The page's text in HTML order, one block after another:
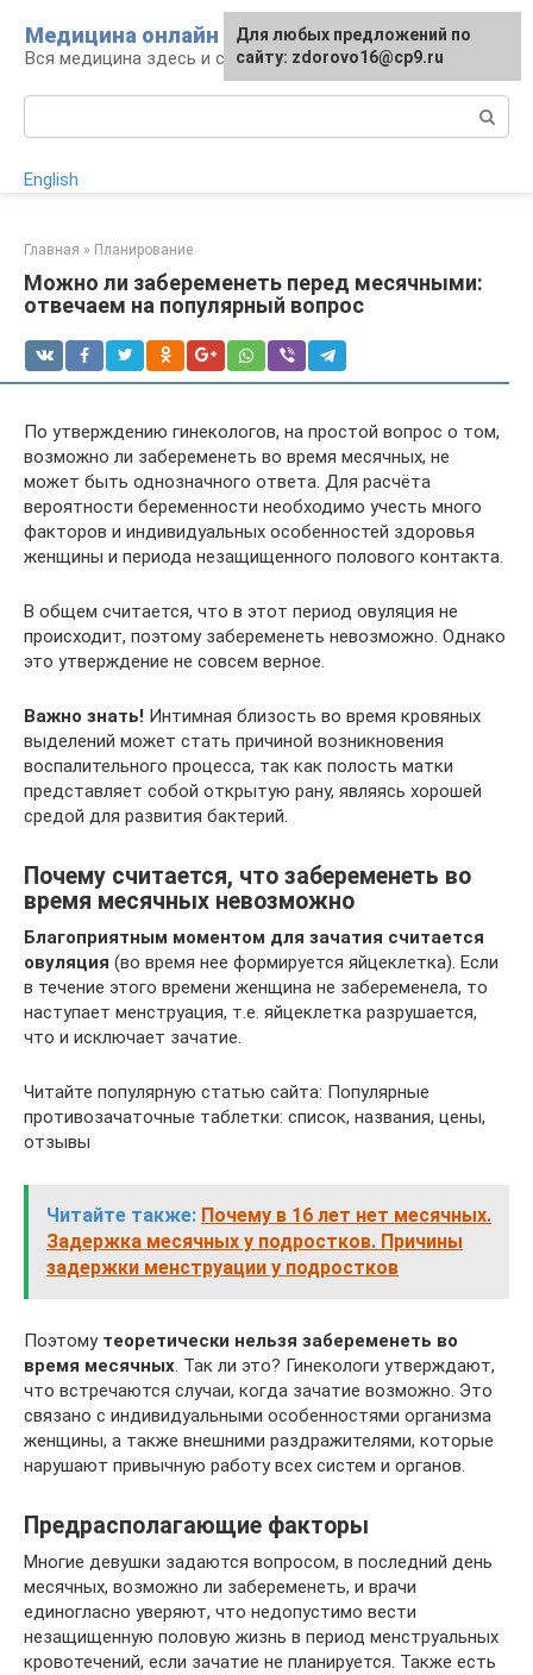
контенту
Медицина онлайн
Вся медицина здесь и сейчас
English
Главная » Планирование
Можно ли забеременеть перед месячными:
отвечаем на популярный вопрос
По утверждению гинекологов, на простой вопрос о том,
возможно ли забеременеть во время месячных, не
может быть однозначного ответа. Для расчёта
вероятности беременности необходимо учесть много
факторов и индивидуальных особенностей здоровья
женщины и периода незащищенного полового контакта.
В общем считается, что в этот период овуляция не
происходит, поэтому забеременеть невозможно. Однако
это утверждение не совсем верное.
Важно знать! Интимная близость во время кровяных
выделений может стать причиной возникновения
воспалительного процесса, так как полость матки
представляет собой открытую рану, являясь хорошей
средой для развития бактерий.
Почему считается, что забеременеть во
время месячных невозможно
Благоприятным моментом для зачатия считается
овуляция (во время нее формируется яйцеклетка). Если
в течение этого времени женщина не забеременела, то
наступает менструация, т.е. яйцеклетка разрушается,
что и исключает зачатие.
Читайте популярную статью сайта: Популярные
противозачаточные таблетки: список, названия, цены,
отзывы
Читайте также: Почему в 16 лет нет месячных.
Задержка месячных у подростков. Причины
задержки менструации у подростков
Поэтому теоретически нельзя забеременеть во
время месячных. Так ли это? Гинекологи утверждают,
что встречаются случаи, когда зачатие возможно. Это
связано с индивидуальными особенностями организма
женщины, а также внешними раздражителями, которые
нарушают привычную работу всех систем и органов.
Предрасполагающие факторы
Многие девушки задаются вопросом, в последний день
месячных, возможно ли забеременеть, и врачи
единогласно уверяют, что недопустимо вести
незащищенную половую жизнь в период менструальных
кровотечений, если зачатие не планируется. Также есть
Для любых предложений по
сайту: zdorovo16@cp9.ru